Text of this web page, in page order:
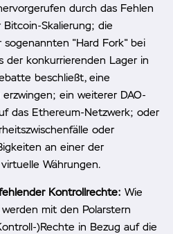
durch das Fehlen
Skalierung; die
sogenannten "Hard Fork" bei
der konkurrierenden Lager in
beschließt, eine
ein weiterer DAO-
das Ethereum-Netzwerk; oder
oder
an einer der
Währungen.
Kontrollrechte: Wie
mit den Polarstern
)Rechte in Bezug auf die